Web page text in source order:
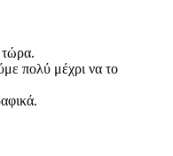
τώρα.
πολύ μέχρι να το